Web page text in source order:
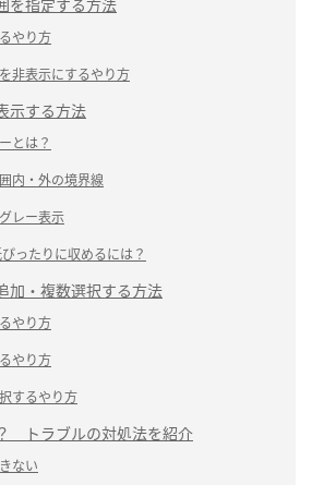
を指定する方法
やり方
非表示にするやり方
示する方法
とは？
内・外の境界線
レー表示
ったりに収めるには？
加・複数選択する方法
やり方
やり方
するやり方
トラブルの対処法を紹介
ない